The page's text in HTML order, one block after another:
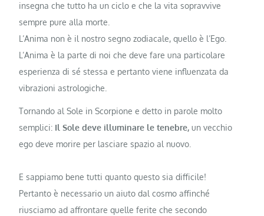
insegna che tutto ha un ciclo e che la vita sopravvive
sempre pure alla morte.
L’Anima non è il nostro segno zodiacale, quello è l’Ego.
L’Anima è la parte di noi che deve fare una particolare
esperienza di sé stessa e pertanto viene influenzata da
vibrazioni astrologiche.
Tornando al Sole in Scorpione e detto in parole molto
semplici: Il Sole deve illuminare le tenebre,un vecchio
ego deve morire per lasciare spazio al nuovo.
E sappiamo bene tutti quanto questo sia difficile!
Pertanto è necessario un aiuto dal cosmo affinché
riusciamo ad affrontare quelle ferite che secondo